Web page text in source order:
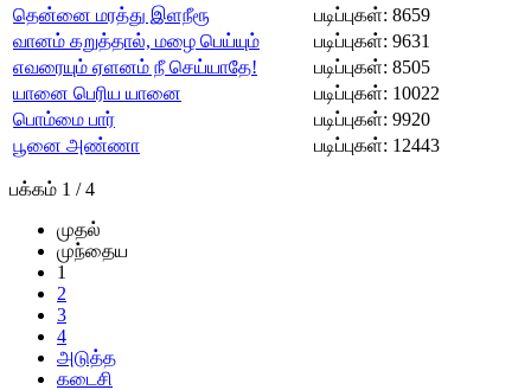
தென்னை மரத்து இளநீரூ
படிப்புகள்: 8659
வானம் கறுத்தால், மழை பெய்யும்
படிப்புகள்: 9631
எவரையும் ஏளனம் நீ செய்யாதே!
படிப்புகள்: 8505
யானை பெரிய யானை
படிப்புகள்: 10022
பொம்மை பார்
படிப்புகள்: 9920
பூனை அண்ணா
படிப்புகள்: 12443
பக்கம் 1 / 4
முதல்
முந்தைய
1
2
3
4
அடுத்த
கடைசி